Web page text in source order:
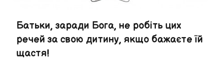
Батьки, заради Бога, не робіть цих
речей за свою дитину, якщо бажаєте їй
щастя!